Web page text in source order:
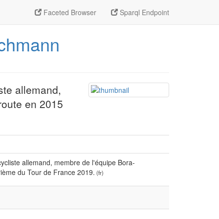
Faceted Browser Sparql Endpoint
allemand,
en 2015
allemand, membre de l'équipe Bora-
du Tour de France 2019. (fr)